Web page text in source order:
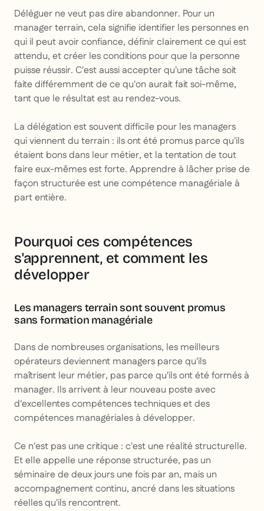
Déléguer ne veut pas dire abandonner. Pour un
manager terrain, cela signifie identifier les personnes en
qui il peut avoir confiance, définir clairement ce qui est
attendu, et créer les conditions pour que la personne
puisse réussir. C'est aussi accepter qu'une tâche soit
faite différemment de ce qu'on aurait fait soi-même,
tant que le résultat est au rendez-vous.
La délégation est souvent difficile pour les managers
qui viennent du terrain : ils ont été promus parce qu'ils
étaient bons dans leur métier, et la tentation de tout
faire eux-mêmes est forte. Apprendre à lâcher prise de
façon structurée est une compétence managériale à
part entière.
Pourquoi ces compétences
s'apprennent, et comment les
développer
Les managers terrain sont souvent promus
sans formation managériale
Dans de nombreuses organisations, les meilleurs
opérateurs deviennent managers parce qu'ils
maîtrisent leur métier, pas parce qu'ils ont été formés à
manager. Ils arrivent à leur nouveau poste avec
d'excellentes compétences techniques et des
compétences managériales à développer.
Ce n'est pas une critique : c'est une réalité structurelle.
Et elle appelle une réponse structurée, pas un
séminaire de deux jours une fois par an, mais un
accompagnement continu, ancré dans les situations
réelles qu'ils rencontrent.